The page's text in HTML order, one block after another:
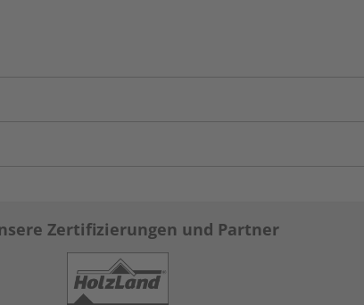
Zertifizierungen und Partner